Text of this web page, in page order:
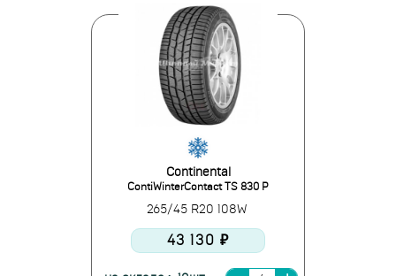
Continental
ContiWinterContact TS 830 P
265/45 R20 108W
43 130 ₽